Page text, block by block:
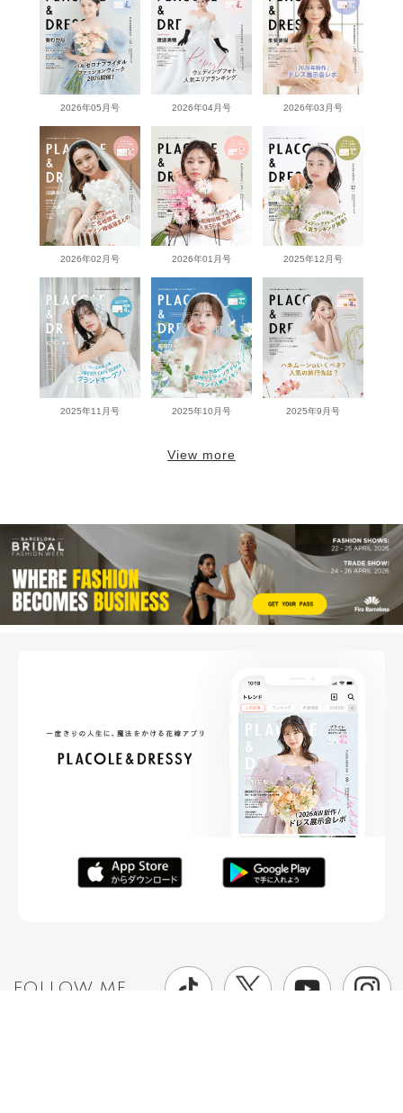
2026年05月号 2026年04月号 2026年03月号
2026年02月号 2026年01月号 2025年12月号
2025年11月号 2025年10月号 2025年9月号
View more
FOLLOW ME